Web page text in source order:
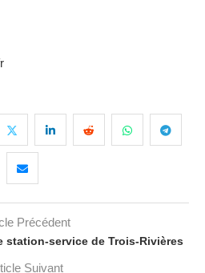
Précédent
station-service de Trois-Rivières
Suivant